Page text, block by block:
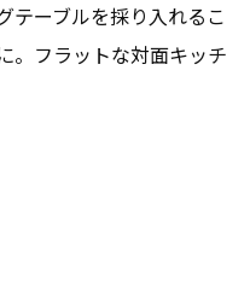
テーブルを採り入れるこ
。フラットな対面キッチ